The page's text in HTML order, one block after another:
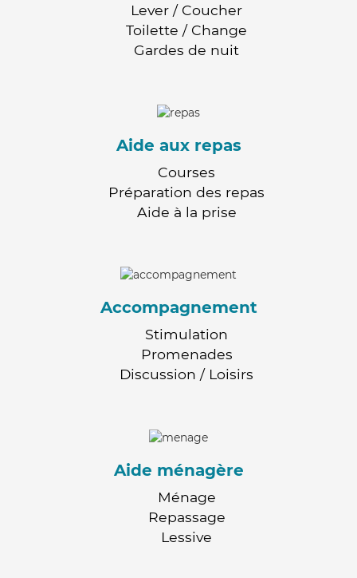
Lever / Coucher
Toilette / Change
Gardes de nuit
Aide aux repas
Courses
Préparation des repas
Aide à la prise
Accompagnement
Stimulation
Promenades
Discussion / Loisirs
Aide ménagère
Ménage
Repassage
Lessive